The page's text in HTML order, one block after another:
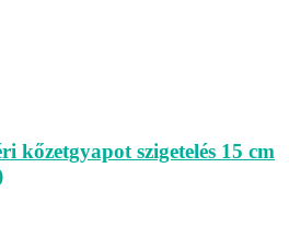
kőzetgyapot szigetelés 15 cm